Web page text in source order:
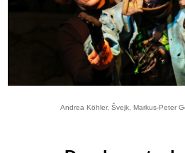
Andrea Köhler, Švejk, Markus-Peter